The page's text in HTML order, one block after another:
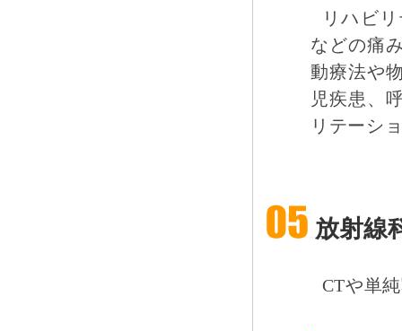
リハビ
などの痛
動療法や
児疾患、
リテーシ
放射線
CTや単